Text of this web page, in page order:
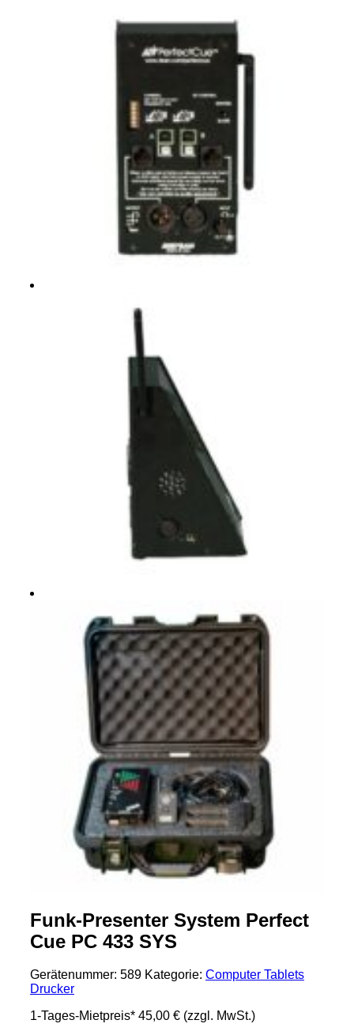
Funk-Presenter System Perfect
Cue PC 433 SYS
Gerätenummer: 589 Kategorie: Computer Tablets
Drucker
1-Tages-Mietpreis* 45,00 € (zzgl. MwSt.)